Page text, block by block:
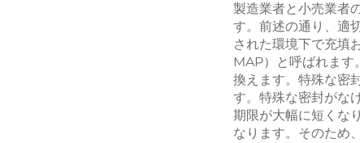
製造業者と小売業者
す。前述の通り、適
された環境下で充
MAP）と呼ばれます
換えます。特殊な密
す。特殊な密封がな
期限が大幅に短くな
なります。そのため